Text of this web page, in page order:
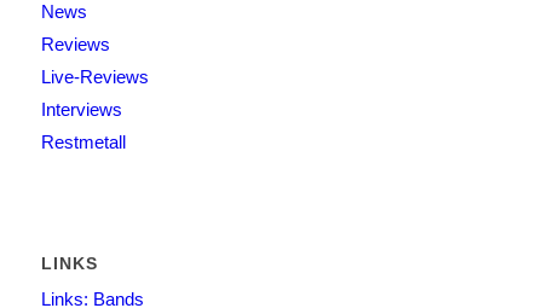
News
Reviews
Live-Reviews
Interviews
Restmetall
LINKS
Links: Bands